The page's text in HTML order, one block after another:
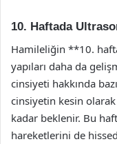
10. Haftada
Hamileliğin **10.
yapıları daha da
cinsiyeti hakkında
cinsiyetin kesin
kadar beklenir. Bu
hareketlerini de